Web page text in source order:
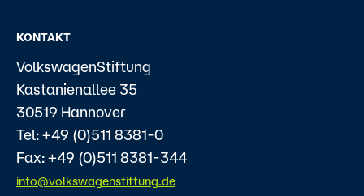
KONTAKT
VolkswagenStiftung
Kastanienallee 35
30519 Hannover
Tel: +49 (0)511 8381-0
Fax: +49 (0)511 8381-344
info@volkswagenstiftung.de